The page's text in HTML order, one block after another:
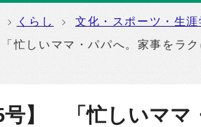
くらし 文化・スポーツ・生涯
忙しいママ・パパへ。家事を
号】 「忙しいママ